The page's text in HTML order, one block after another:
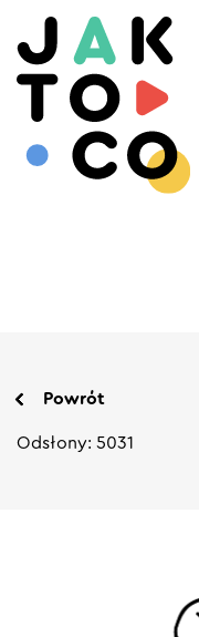
Powrót
Odsłony: 5031